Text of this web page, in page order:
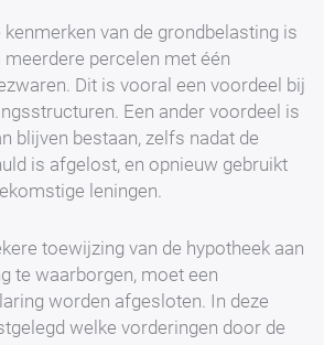
kenmerken van de grondbelasting is
percelen met één
Dit is vooral een voordeel bij
Een ander voordeel is
blijven bestaan, zelfs nadat de
is afgelost, en opnieuw gebruikt
leningen.
toewijzing van de hypotheek aan
te waarborgen, moet een
worden afgesloten. In deze
welke vorderingen door de